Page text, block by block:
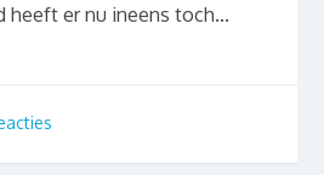
heeft er nu ineens toch...